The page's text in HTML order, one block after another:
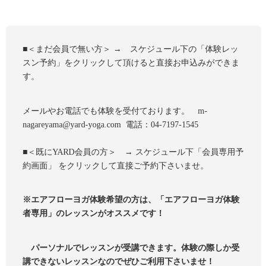
■＜まだ会員で無い方＞ → スケジュール下の「体験レッ
スン予約」をクリックして頂けると直接お申込みができま
す。
メールやお電話でも体験を受付ております。 m-
nagareyama@yard-yoga.com 電話：04-7197-1545
■＜既にYARD会員の方＞ → スケジュール下「会員専用予
約画面」
をクリックして直接ご予約下さいませ。
※エアフローヨガ体験希望の方は、「エアフローヨガ体験
者専用」のレッスンがオススメです！
パーソナルでレッスンが受講できます。体験の際しか受
講できないレッスンなのでぜひご利用下さいませ！